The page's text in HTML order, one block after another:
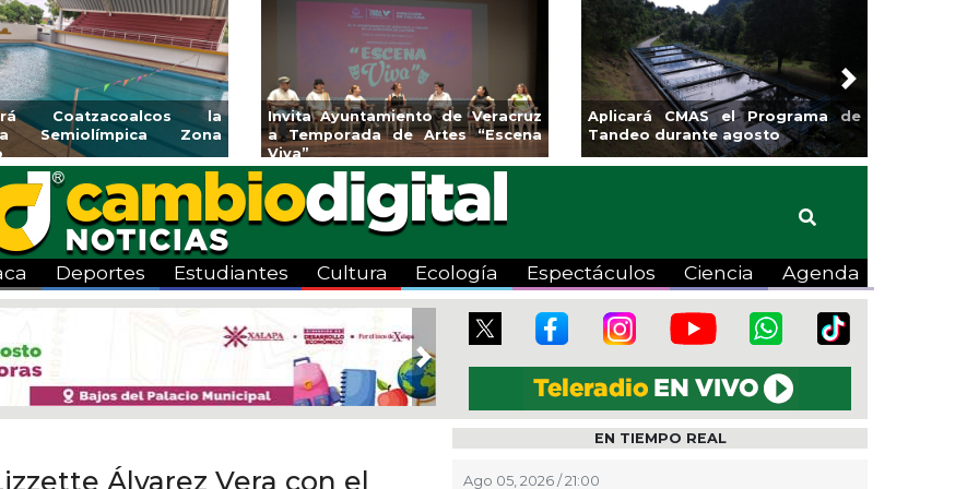
de Xalapa
en Mercadito
Coatzacoalcos impulsa la
halterofilia con la Copa Coyote
2026
Continúa Coatza Vive el Verano
2026 con cine, actividades
lúdicas y expo
Next
Deportes Estudiantes Cultura Ecología Espectáculos Ciencia Agenda
Next
Álvarez Vera con el
EN TIEMPO REAL
Ago 05, 2026 / 21:00